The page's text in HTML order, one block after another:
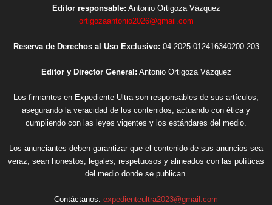
Editor responsable: Antonio Ortigoza Vázquez
ortigozaantonio2026@gmail.com
Reserva de Derechos al Uso Exclusivo: 04-2025-012416340200-203
Editor y Director General: Antonio Ortigoza Vázquez
Los firmantes en Expediente Ultra son responsables de sus artículos,
asegurando la veracidad de los contenidos, actuando con ética y
cumpliendo con las leyes vigentes y los estándares del medio.
Los anunciantes deben garantizar que el contenido de sus anuncios sea
veraz, sean honestos, legales, respetuosos y alineados con las políticas
del medio donde se publican.
Contáctanos: expedienteultra2023@gmail.com